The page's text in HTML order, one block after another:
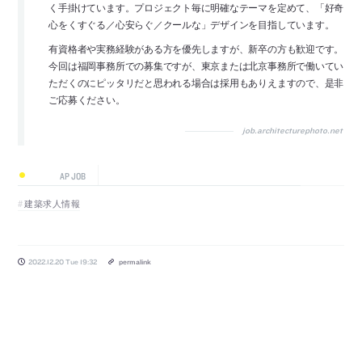
く手掛けています。プロジェクト毎に明確なテーマを定めて、「好奇
心をくすぐる／心安らぐ／クールな」デザインを目指しています。
有資格者や実務経験がある方を優先しますが、新卒の方も歓迎です。
今回は福岡事務所での募集ですが、東京または北京事務所で働いてい
ただくのにピッタリだと思われる場合は採用もありえますので、是非
ご応募ください。
job.architecturephoto.net
AP JOB
建築求人情報
2022.12.20 Tue 19:32 permalink